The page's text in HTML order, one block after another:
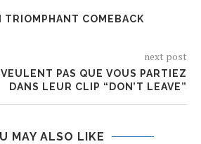
TRIOMPHANT COMEBACK
next post
PAS QUE VOUS PARTIEZ
DANS LEUR CLIP “DON’T LEAVE”
MAY ALSO LIKE